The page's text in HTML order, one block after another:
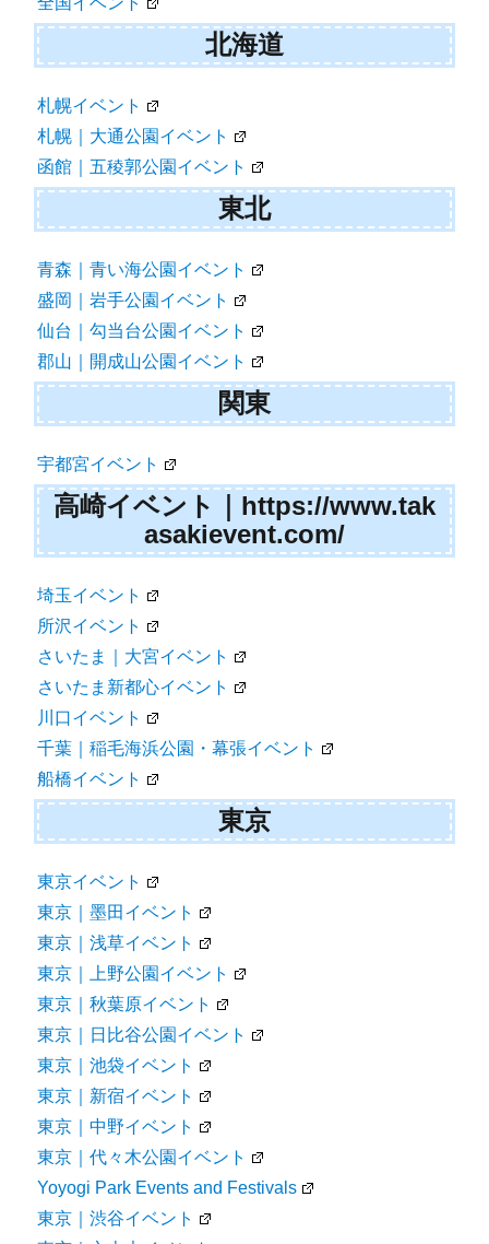
北海道
札幌イベント
札幌｜大通公園イベント
函館｜五稜郭公園イベント
東北
青森｜青い海公園イベント
盛岡｜岩手公園イベント
仙台｜勾当台公園イベント
郡山｜開成山公園イベント
関東
宇都宮イベント
高崎イベント｜https://www.tak
asakievent.com/
埼玉イベント
所沢イベント
さいたま｜大宮イベント
さいたま新都心イベント
川口イベント
千葉｜稲毛海浜公園・幕張イベント
船橋イベント
東京
東京イベント
東京｜墨田イベント
東京｜浅草イベント
東京｜上野公園イベント
東京｜秋葉原イベント
東京｜日比谷公園イベント
東京｜池袋イベント
東京｜新宿イベント
東京｜中野イベント
東京｜代々木公園イベント
Yoyogi Park Events and Festivals
東京｜渋谷イベント